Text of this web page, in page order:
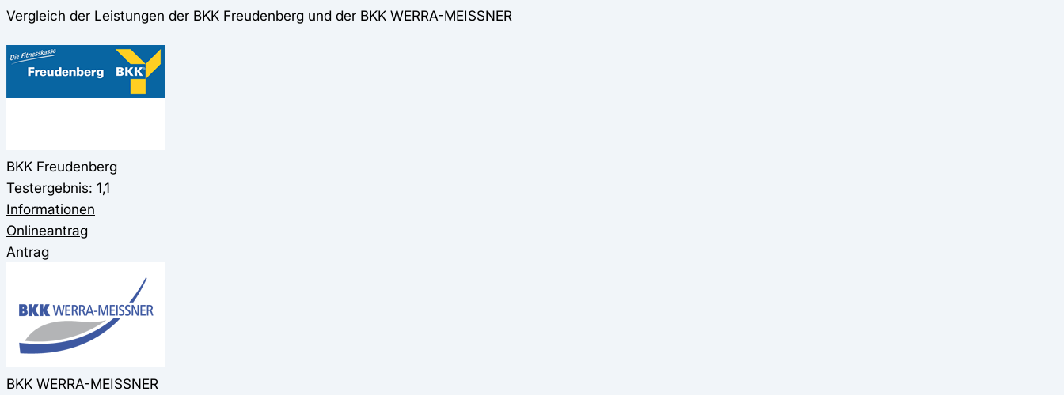
Vergleich der Leistungen der BKK Freudenberg und der BKK WERRA-MEISSNER
BKK Freudenberg
Testergebnis: 1,1
Informationen
Onlineantrag
Antrag
BKK WERRA-MEISSNER